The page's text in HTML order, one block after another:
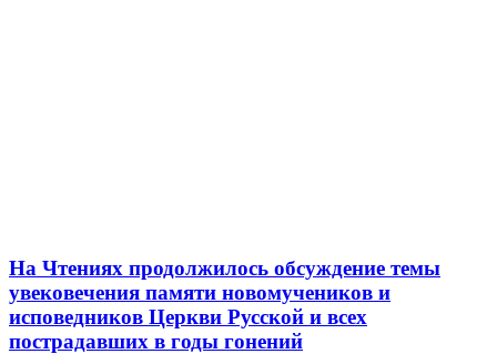
На Чтениях продолжилось обсуждение темы
увековечения памяти новомучеников и
исповедников Церкви Русской и всех
пострадавших в годы гонений